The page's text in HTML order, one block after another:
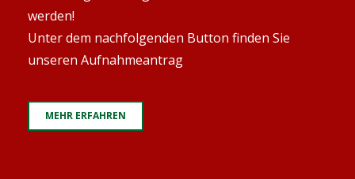
werden!
Unter dem nachfolgenden Button finden Sie
unseren Aufnahmeantrag
MEHR ERFAHREN